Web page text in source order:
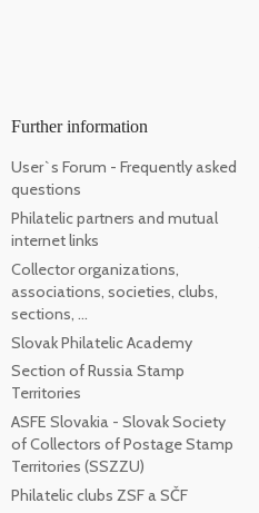
Further information
User`s Forum - Frequently asked
questions
Philatelic partners and mutual
internet links
Collector organizations,
associations, societies, clubs,
sections, ...
Slovak Philatelic Academy
Section of Russia Stamp
Territories
ASFE Slovakia - Slovak Society
of Collectors of Postage Stamp
Territories (SSZZU)
Philatelic clubs ZSF a SČF